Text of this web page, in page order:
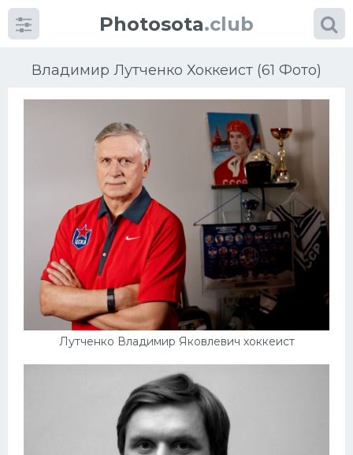
Photosota.club
Владимир Лутченко Хоккеист (61 Фото)
Лутченко Владимир Яковлевич хоккеист
КатегорииФото
Еще картинки...
Футбол
Баскетбол
Хоккей
Велогонки
Интерьер квартиры